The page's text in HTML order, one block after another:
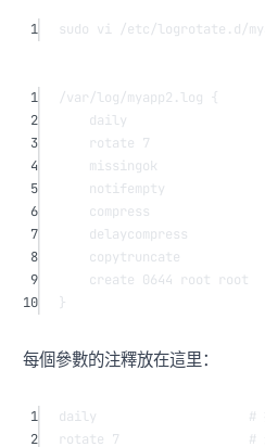
1 sudo vi /etc/logrotate.d/
1
/var/log/myapp2.log {
2
daily
3
rotate 7
4
missingok
5
notifempty
6
compress
7
delaycompress
8
copytruncate
9
create 0644 root root
10
}
每個參數的注釋放在這里：
1
daily                    # 按
2
rotate 7                 # 最